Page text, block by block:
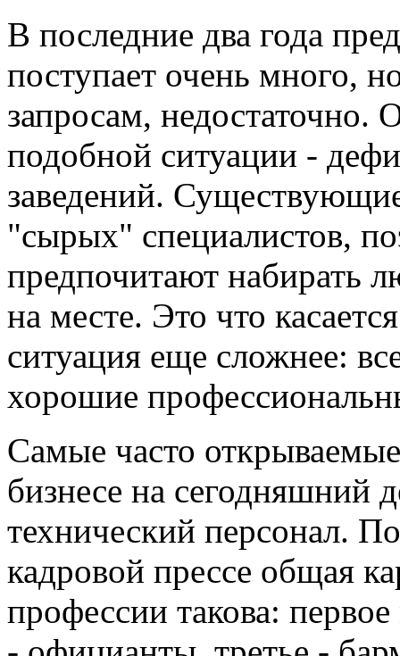
В последние два года
поступает очень много,
запросам, недостаточно.
подобной ситуации -
заведений.
"сырых" специалистов,
предпочитают набирать
на месте. Это что
ситуация еще сложнее:
хорошие
Самые часто
бизнесе на сегодняшний
технический персонал.
кадровой прессе общая
профессии такова: